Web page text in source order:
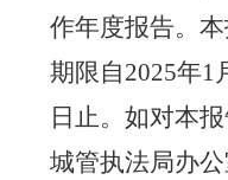
作年度报告。
期限自2025年1
日止。如对本
城管执法局办